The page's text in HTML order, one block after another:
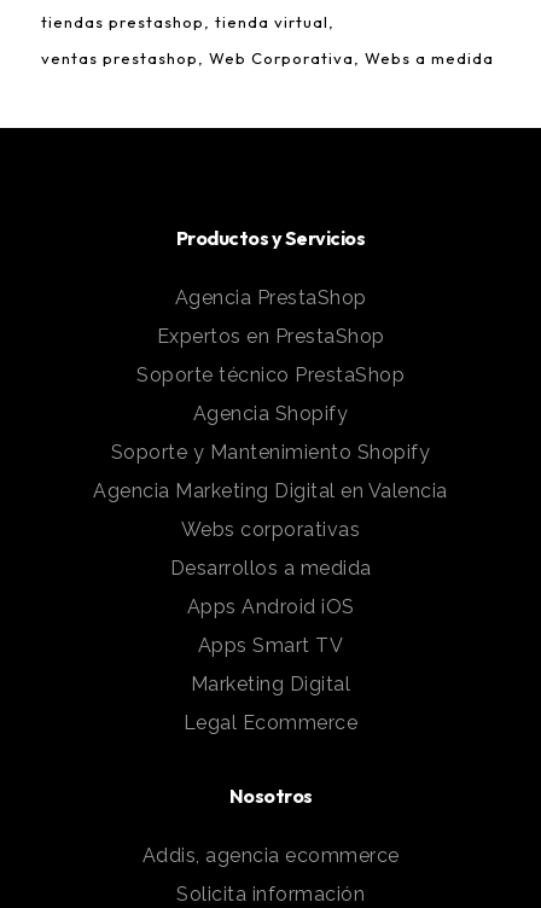
tiendas prestashop
tienda virtual
ventas prestashop
Web Corporativa Webs a medida
Productos y Servicios
Agencia PrestaShop
Expertos en PrestaShop
Soporte técnico PrestaShop
Agencia Shopify
Soporte y Mantenimiento Shopify
Agencia Marketing Digital en Valencia
Webs corporativas
Desarrollos a medida
Apps Android iOS
Apps Smart TV
Marketing Digital
Legal Ecommerce
Nosotros
Addis, agencia ecommerce
Solicita información